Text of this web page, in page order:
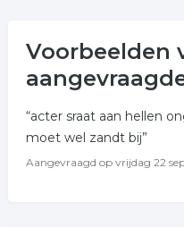
Voorbeelden
“acter sraat aan hellen
moet wel zandt bij”
Aangevraagd op vrijdag 22